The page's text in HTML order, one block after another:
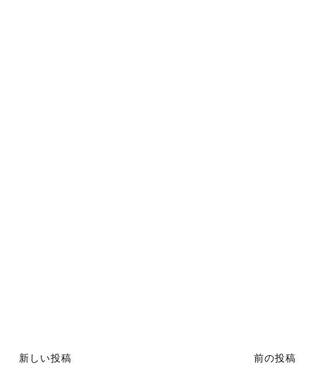
新しい投稿 前の投稿